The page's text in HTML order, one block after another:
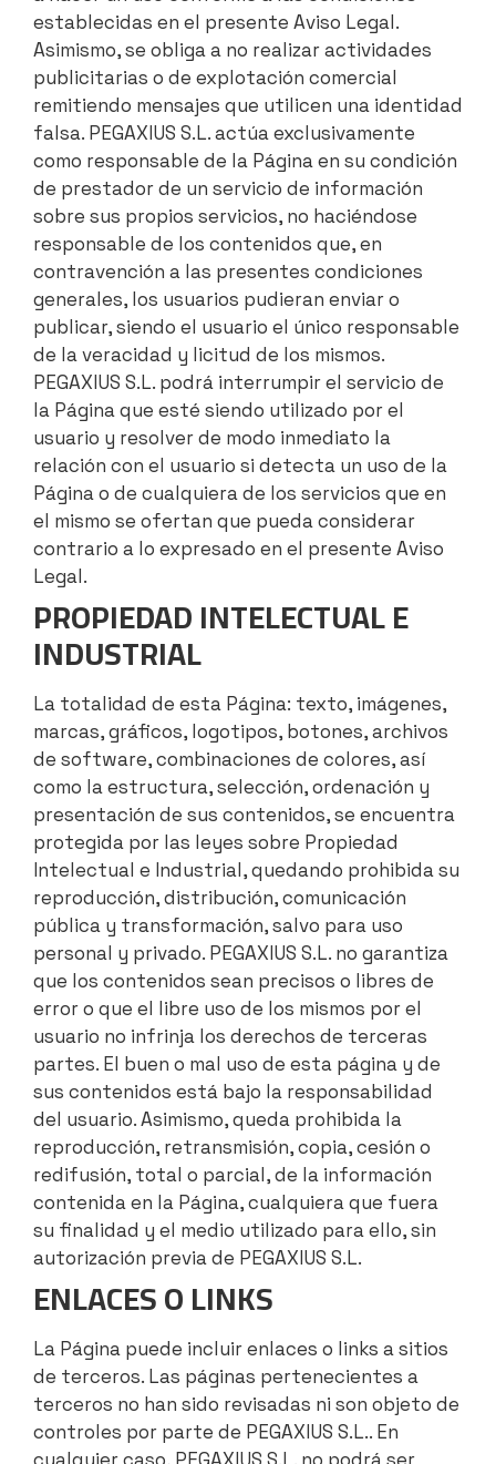
establecidas en el presente Aviso Legal.
Asimismo, se obliga a no realizar actividades
publicitarias o de explotación comercial
remitiendo mensajes que utilicen una identidad
falsa. PEGAXIUS S.L. actúa exclusivamente
como responsable de la Página en su condición
de prestador de un servicio de información
sobre sus propios servicios, no haciéndose
responsable de los contenidos que, en
contravención a las presentes condiciones
generales, los usuarios pudieran enviar o
publicar, siendo el usuario el único responsable
de la veracidad y licitud de los mismos.
PEGAXIUS S.L. podrá interrumpir el servicio de
la Página que esté siendo utilizado por el
usuario y resolver de modo inmediato la
relación con el usuario si detecta un uso de la
Página o de cualquiera de los servicios que en
el mismo se ofertan que pueda considerar
contrario a lo expresado en el presente Aviso
Legal.
PROPIEDAD INTELECTUAL E
INDUSTRIAL
La totalidad de esta Página: texto, imágenes,
marcas, gráficos, logotipos, botones, archivos
de software, combinaciones de colores, así
como la estructura, selección, ordenación y
presentación de sus contenidos, se encuentra
protegida por las leyes sobre Propiedad
Intelectual e Industrial, quedando prohibida su
reproducción, distribución, comunicación
pública y transformación, salvo para uso
personal y privado. PEGAXIUS S.L. no garantiza
que los contenidos sean precisos o libres de
error o que el libre uso de los mismos por el
usuario no infrinja los derechos de terceras
partes. El buen o mal uso de esta página y de
sus contenidos está bajo la responsabilidad
del usuario. Asimismo, queda prohibida la
reproducción, retransmisión, copia, cesión o
redifusión, total o parcial, de la información
contenida en la Página, cualquiera que fuera
su finalidad y el medio utilizado para ello, sin
autorización previa de PEGAXIUS S.L.
ENLACES O LINKS
La Página puede incluir enlaces o links a sitios
de terceros. Las páginas pertenecientes a
terceros no han sido revisadas ni son objeto de
controles por parte de PEGAXIUS S.L.. En